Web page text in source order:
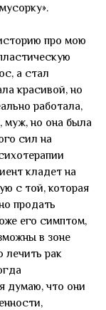
про мою
а стал
красивой, но
работала,
муж, но она была
сил на
кладет на
с той, которая
продать
его симптом,
в зоне
лечить рак
думаю, что они